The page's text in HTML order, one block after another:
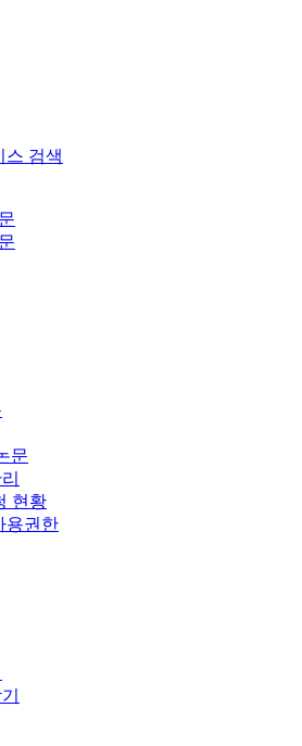
스 검색
문
현황
용권한